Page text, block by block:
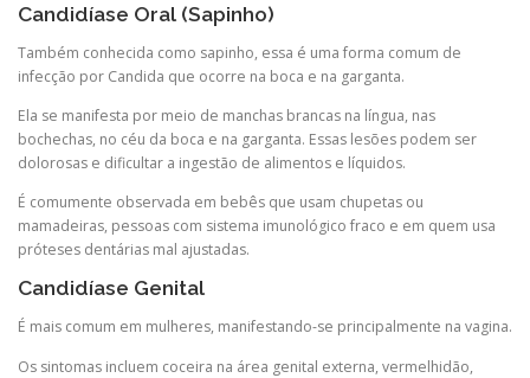
Candidíase Oral (Sapinho)
Também conhecida como sapinho, essa é uma forma comum de
infecção por Candida que ocorre na boca e na garganta.
Ela se manifesta por meio de manchas brancas na língua, nas
bochechas, no céu da boca e na garganta. Essas lesões podem ser
dolorosas e dificultar a ingestão de alimentos e líquidos.
É comumente observada em bebês que usam chupetas ou
mamadeiras, pessoas com sistema imunológico fraco e em quem usa
próteses dentárias mal ajustadas.
Candidíase Genital
É mais comum em mulheres, manifestando-se principalmente na vagina.
Os sintomas incluem coceira na área genital externa, vermelhidão,